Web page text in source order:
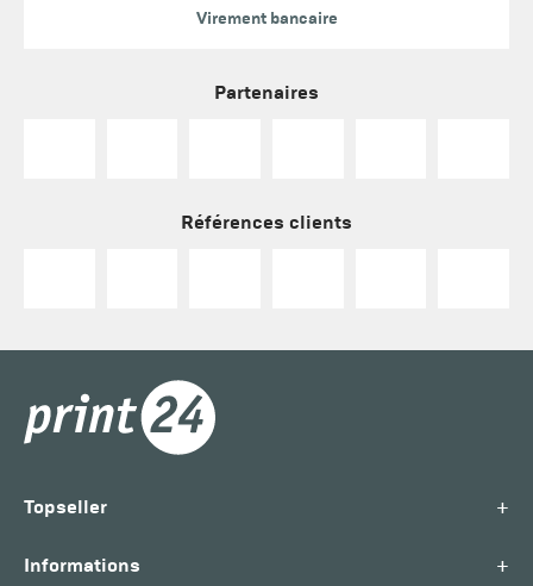
Virement bancaire
Partenaires
Références clients
Topseller +
Informations +